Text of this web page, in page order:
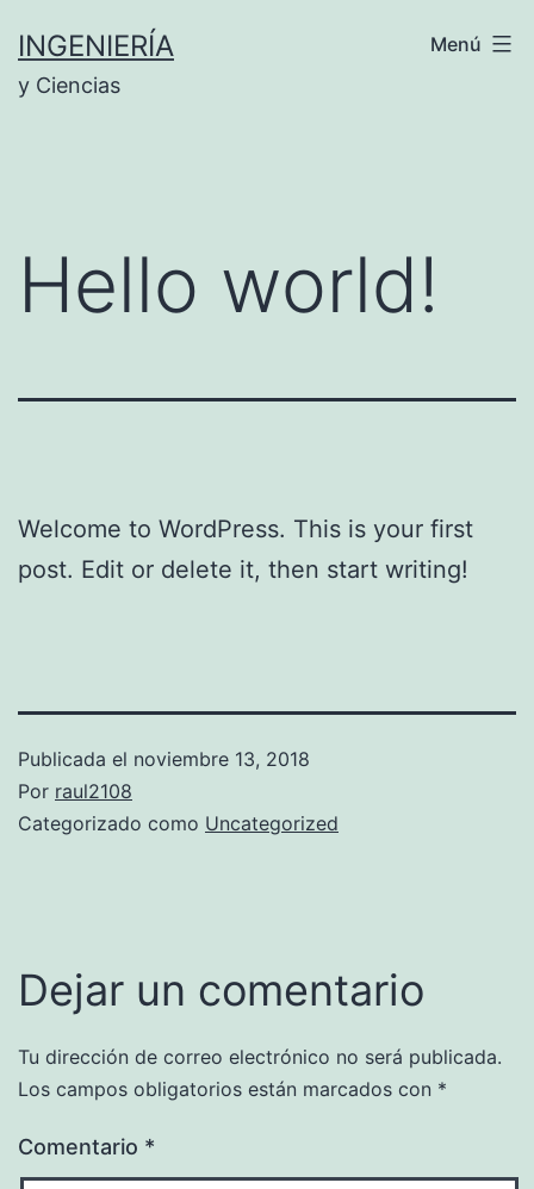
INGENIERÍA
y Ciencias
Menú
Hello world!
Welcome to WordPress. This is your first
post. Edit or delete it, then start writing!
Publicada el noviembre 13, 2018
Por raul2108
Categorizado como Uncategorized
Dejar un comentario
Tu dirección de correo electrónico no será publicada.
Los campos obligatorios están marcados con *
Comentario *